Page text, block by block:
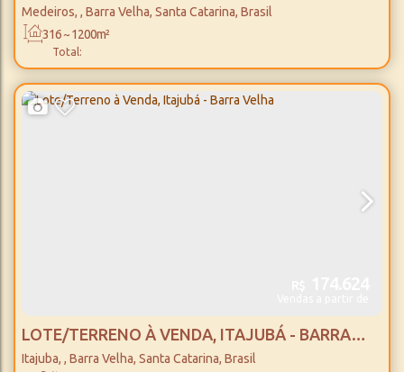
VELHA/SC
Medeiros , Barra Velha, Santa Catarina, Brasil
Total:
316 ~ 1200m²
LOTE/TERRENO À VENDA, ITAJUBÁ - BARRA
VELHA
Itajuba , Barra Velha, Santa Catarina, Brasil